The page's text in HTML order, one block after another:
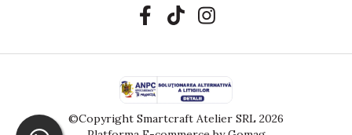
©Copyright Smartcraft Atelier SRL 2026